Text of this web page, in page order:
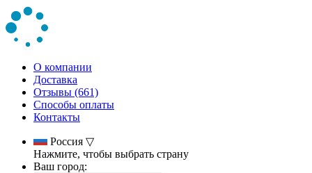
О компании
Доставка
Отзывы (661)
Способы оплаты
Контакты
Россия ▽
Нажмите, чтобы выбрать страну
Ваш город: